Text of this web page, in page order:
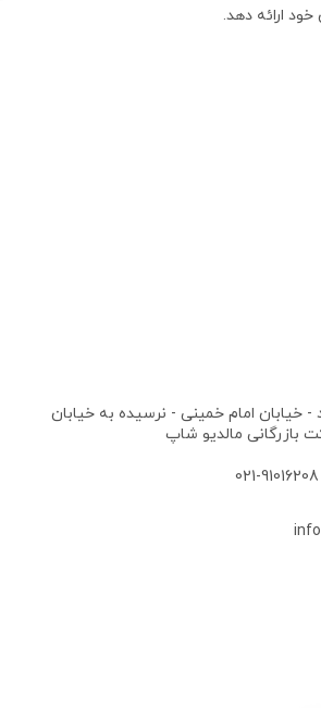
خود ارائه دهد.
- خیابان امام خمینی - نرسیده به خیابان
بازرگانی مالدیو شاپ
021-91016208